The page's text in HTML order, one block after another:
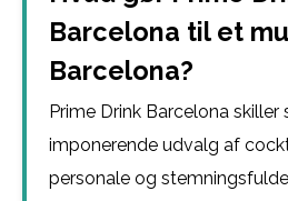
Barcelona til et
Barcelona?
Prime Drink Barcelona skiller
imponerende udvalg af
personale og